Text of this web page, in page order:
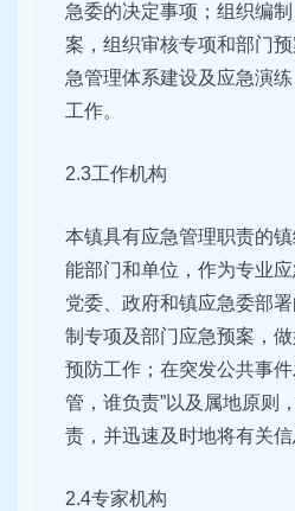
急委的决定事项；组织编
案，组织审核专项和部门
急管理体系建设及应急演
工作。
2.3工作机构
本镇具有应急管理职责的
能部门和单位，作为专业
党委、政府和镇应急委部
制专项及部门应急预案，
预防工作；在突发公共事
管，谁负责”以及属地原则
责，并迅速及时地将有关信
2.4专家机构